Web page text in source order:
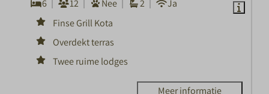
6
12 Nee 2
Ja
Finse Grill Kota
Overdekt terras
Twee ruime lodges
Meer informatie